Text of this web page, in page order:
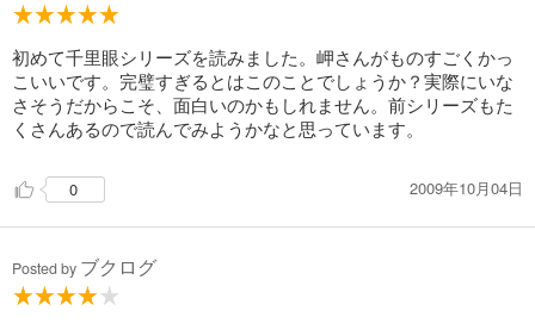
初めて千里眼シリーズを読みました。岬さんがものすごくかっ
こいいです。完璧すぎるとはこのことでしょうか？実際にいな
さそうだからこそ、面白いのかもしれません。前シリーズもた
くさんあるので読んでみようかなと思っています。
0 2009年10月04日
Posted by ブクログ